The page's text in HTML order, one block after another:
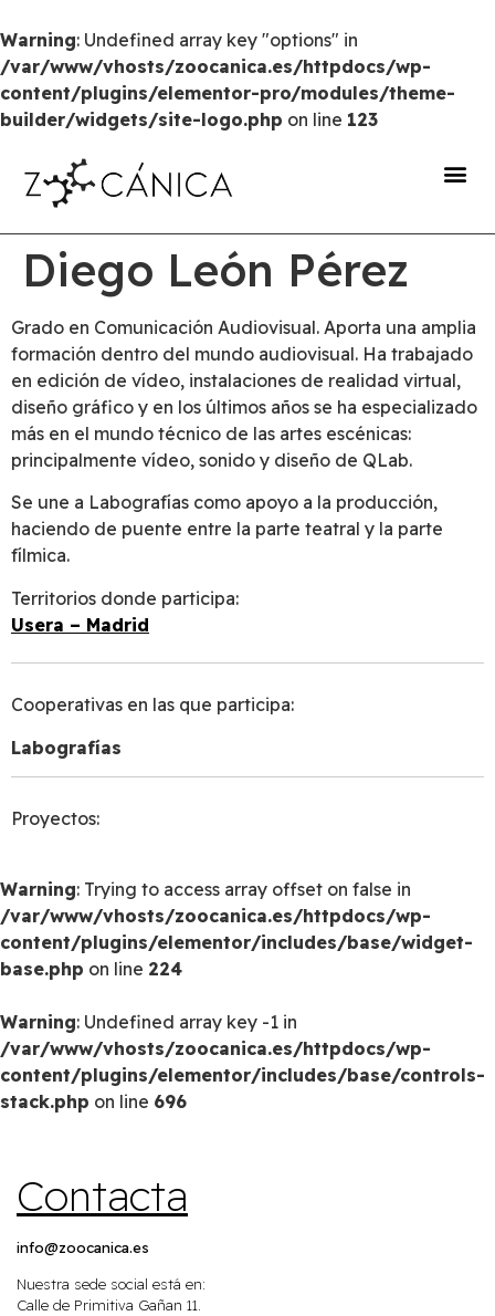
Warning: Undefined array key "options" in
/var/www/vhosts/zoocanica.es/httpdocs/wp-
content/plugins/elementor-pro/modules/theme-
builder/widgets/site-logo.php on line 123
Diego León Pérez
Grado en Comunicación Audiovisual. Aporta una amplia
formación dentro del mundo audiovisual. Ha trabajado
en edición de vídeo, instalaciones de realidad virtual,
diseño gráfico y en los últimos años se ha especializado
más en el mundo técnico de las artes escénicas:
principalmente vídeo, sonido y diseño de QLab.
Se une a Labografías como apoyo a la producción,
haciendo de puente entre la parte teatral y la parte
fílmica.
Territorios donde participa:
Usera – Madrid
Cooperativas en las que participa:
Labografías
Proyectos:
Warning: Trying to access array offset on false in
/var/www/vhosts/zoocanica.es/httpdocs/wp-
content/plugins/elementor/includes/base/widget-
base.php on line 224
Warning: Undefined array key -1 in
/var/www/vhosts/zoocanica.es/httpdocs/wp-
content/plugins/elementor/includes/base/controls-
stack.php on line 696
Contacta
info@zoocanica.es
Nuestra sede social está en:
Calle de Primitiva Gañan 11.